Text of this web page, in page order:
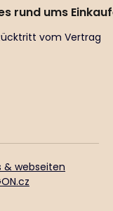
rund ums
vom Vertrag
& webseiten